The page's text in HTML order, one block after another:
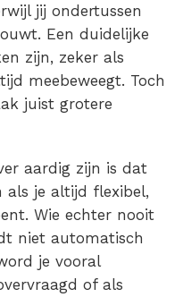
jij ondertussen
Een duidelijke
zijn, zeker als
meebeweegt. Toch
juist grotere
aardig zijn is dat
als je altijd flexibel,
Wie echter nooit
niet automatisch
je vooral
of als